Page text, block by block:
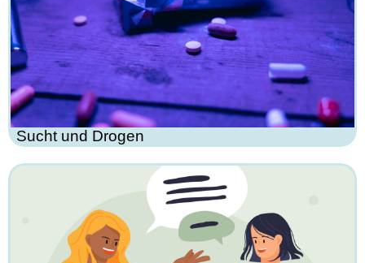
Sucht und Drogen